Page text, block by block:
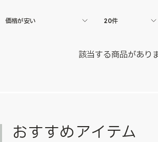
価格が安い 20件
該当する商品があり
おすすめアイテム